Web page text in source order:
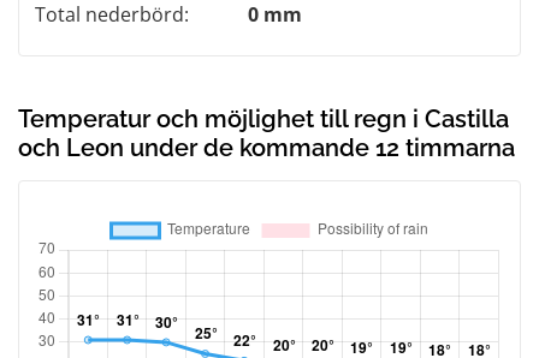
Total nederbörd:
0 mm
Temperatur och möjlighet till regn i Castilla
och Leon under de kommande 12 timmarna